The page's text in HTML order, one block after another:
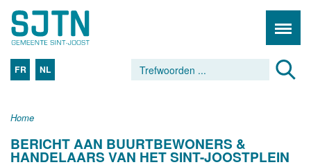
FR NL
Home
BERICHT AAN BUURTBEWONERS &
HANDELAARS VAN HET SINT-JOOSTPLEIN